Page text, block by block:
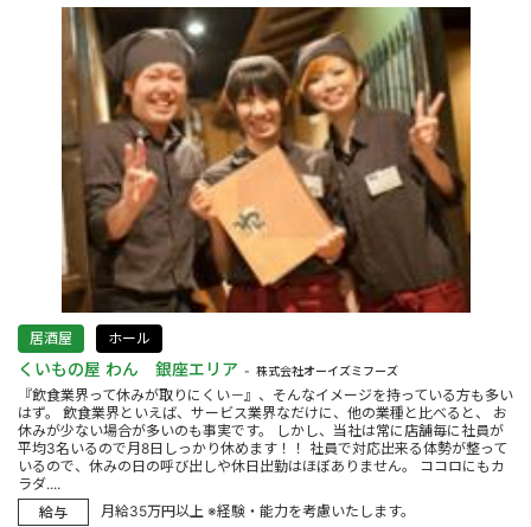
居酒屋 ホール
くいもの屋 わん 銀座エリア 株式会社オーイズミフーズ
『飲食業界って休みが取りにくい－』、そんなイメージを持っている方も多い
はず。 飲食業界といえば、サービス業界なだけに、他の業種と比べると、 お
休みが少ない場合が多いのも事実です。 しかし、当社は常に店舗毎に社員が
平均3名いるので月8日しっかり休めます！！ 社員で対応出来る体勢が整って
いるので、休みの日の呼び出しや休日出勤はほぼありません。 ココロにもカ
ラダ....
給与
月給35万円以上 ※経験・能力を考慮いたします。